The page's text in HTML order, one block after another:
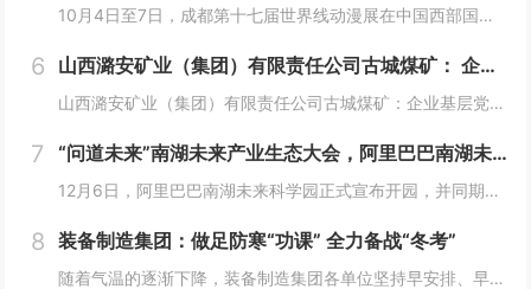
10月4日至7日，成都第十七届世界线动漫展在中国西部国际博览城成功举行。世界线动漫展是成都本土市场孕育的动漫展会，凭借独特的游戏体验和品牌展商互动内容，在年轻二次元人群好评如潮，成为了西部地区受众人数最多、规模最大的动漫展会。成都第十七届世...
6 山西潞安矿业（集团）有限责任公司古城煤矿： 企业基层党组织如何围绕中心工作发挥宣传赋能作用
山西潞安矿业（集团）有限责任公司古城煤矿：企业基层党组织如何围绕中心工作发挥宣传赋能作用 习近平总书记指出，做好新形势下宣传思想工作，必须自觉承担起举旗帜、聚民心、育新人、兴文化、展形象的使命任务，这为国企做好宣传思想工作提供了根...
7 “问道未来”南湖未来产业生态大会，阿里巴巴南湖未来科学园正式宣布开园
12月6日，阿里巴巴南湖未来科学园正式宣布开园，并同期举办了“问道未来——南湖未来产业生态大会”。此次活动中，由阿里巴巴达摩院主导的湖畔实验室、中国科学院院士叶志镇团队、西湖大学裴端卿教授实验室等共计106家科技创新企业及实验室正式入驻并举...
8 装备制造集团：做足防寒“功课” 全力备战“冬考”
随着气温的逐渐下降，装备制造集团各单位坚持早安排、早准备、早落实，超前部署、多措并举做好防冻保暖工作，全力保障冬季生产安全稳定运行。“报告值班长，井口热风机组经过全面检修维护，昨天进行了试运转，一切正常。”寺河煤矿二号井机电运行工区班前会上...